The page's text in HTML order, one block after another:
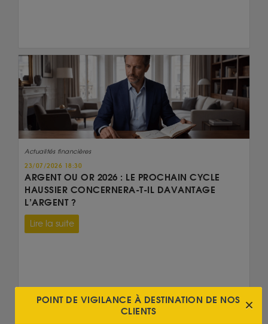
Actualités financières
23/07/2026 18:30
ARGENT OU OR 2026 : LE PROCHAIN CYCLE
HAUSSIER CONCERNERA-T-IL DAVANTAGE
L’ARGENT ?
Lire la suite
POINT DE VIGILANCE À DESTINATION DE NOS
CLIENTS